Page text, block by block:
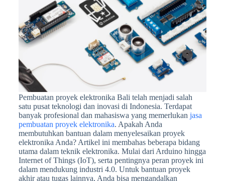
Pembuatan proyek elektronika Bali telah menjadi salah
satu pusat teknologi dan inovasi di Indonesia. Terdapat
banyak profesional dan mahasiswa yang memerlukan jasa
pembuatan proyek elektronika. Apakah Anda
membutuhkan bantuan dalam menyelesaikan proyek
elektronika Anda? Artikel ini membahas beberapa bidang
utama dalam teknik elektronika. Mulai dari Arduino hingga
Internet of Things (IoT), serta pentingnya peran proyek ini
dalam mendukung industri 4.0. Untuk bantuan proyek
akhir atau tugas lainnya, Anda bisa mengandalkan